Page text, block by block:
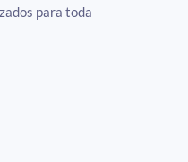
para toda